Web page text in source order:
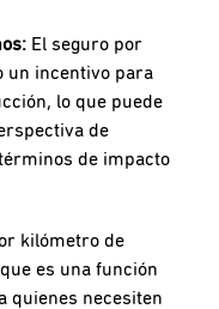
El seguro por
un incentivo para
lo que puede
de
de impacto
kilómetro de
que es una función
quienes necesiten